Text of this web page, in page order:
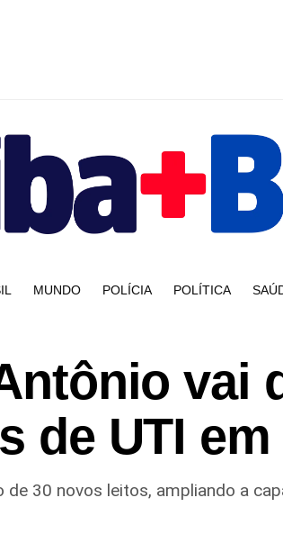
MUNDO POLÍCIA POLÍTICA
vai
de UTI
30 novos leitos, ampliando a